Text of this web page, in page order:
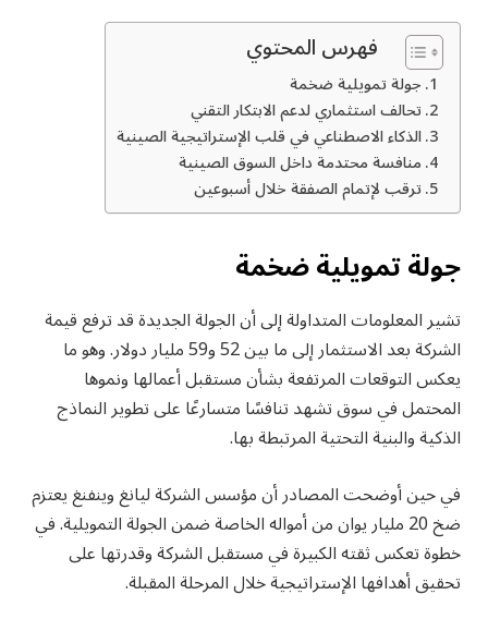
فهرس المحتوي
جولة تمويلية ضخمة
تحالف استثماري لدعم الابتكار التقني
الذكاء الاصطناعي في قلب الإستراتيجية الصينية
منافسة محتدمة داخل السوق الصينية
ترقب لإتمام الصفقة خلال أسبوعين
جولة تمويلية ضخمة
تشير المعلومات المتداولة إلى أن الجولة الجديدة قد ترفع قيمة
الشركة بعد الاستثمار إلى ما بين 52 و59 مليار دولار. وهو ما
يعكس التوقعات المرتفعة بشأن مستقبل أعمالها ونموها
المحتمل في سوق تشهد تنافسًا متسارعًا على تطوير النماذج
الذكية والبنية التحتية المرتبطة بها.
في حين أوضحت المصادر أن مؤسس الشركة ليانغ وينفنغ يعتزم
ضخ 20 مليار يوان من أمواله الخاصة ضمن الجولة التمويلية. في
خطوة تعكس ثقته الكبيرة في مستقبل الشركة وقدرتها على
تحقيق أهدافها الإستراتيجية خلال المرحلة المقبلة.